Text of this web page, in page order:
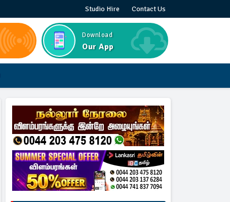
Studio Hire Contact Us
Download
Our App